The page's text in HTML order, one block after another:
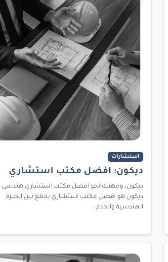
استشارات
ديكون: افضل مكتب استشاري
ديكون، وجهتك نحو افضل مكتب استشاري هندسي
ديكون هو افضل مكتب استشاري يجمع بين الخبرة
الهندسية والخدم...